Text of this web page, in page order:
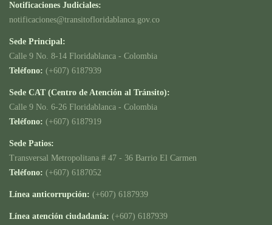
Notificaciones Judiciales:
notificaciones@transitofloridablanca.gov.co
Sede Principal:
Calle 9 No. 8-14 Floridablanca - Colombia
Teléfono: (+607) 6187939
Sede CAT (Centro de Atención al Tránsito):
Calle 9 No. 6-26 Floridablanca - Colombia
Teléfono: (+607) 6187919
Sede Patios:
Transversal Metropolitana # 47 - 36 Barrio El Carmen
Teléfono: (+607) 6187052
Línea anticorrupción: (+607) 6187939
Línea atención ciudadanía: (+607) 6187939